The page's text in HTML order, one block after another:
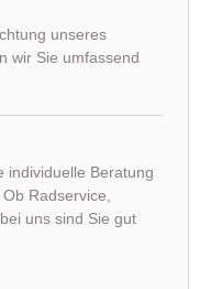
unseres
wir Sie umfassend
individuelle Beratung
Radservice,
uns sind Sie gut